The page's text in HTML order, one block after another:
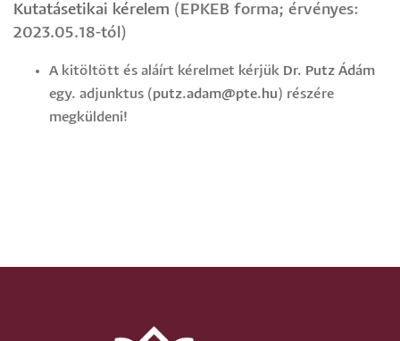
Kutatásetikai kérelem (EPKEB forma; érvényes:
2023.05.18-tól)
A kitöltött és aláírt kérelmet kérjük Dr. Putz Ádám
egy. adjunktus ( putz.adam@pte.hu ) részére
megküldeni!